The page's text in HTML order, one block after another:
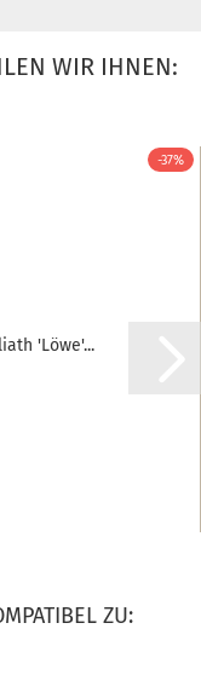
WIR IHNEN:
-37%
'Löwe'...
ZU: